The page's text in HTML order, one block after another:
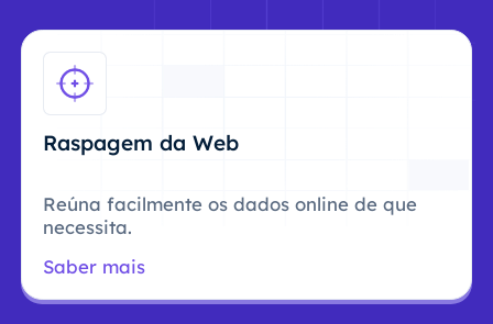
Raspagem da Web
Reúna facilmente os dados online de que
necessita.
Saber mais